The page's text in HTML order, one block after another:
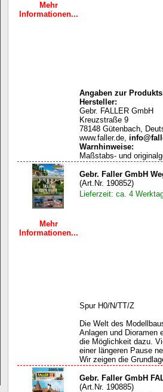
Mehr
Informationen...
Angaben zur
Hersteller:
Gebr. FALLER GmbH
Kreuzstraße 9
78148 Gütenbach,
www.faller.de,
Warnhinweise:
Maßstabs- und
Mehr
Informationen...
Gebr. Faller GmbH
(Art.Nr. 190852)
Lieferzeit: ca. 4
Spur H0/N/TT/Z
Die Welt des
Anlagen und Dioramen
die Möglichkeit dazu.
einer längeren Pause
Wir zeigen die
Gebr. Faller GmbH
(Art.Nr. 190885)